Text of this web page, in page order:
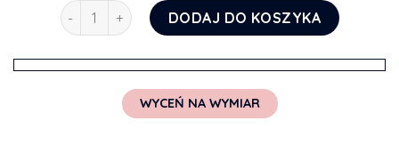
ilość Tapeta z serii mapy świata
DODAJ DO KOSZYKA
WYCEŃ NA WYMIAR